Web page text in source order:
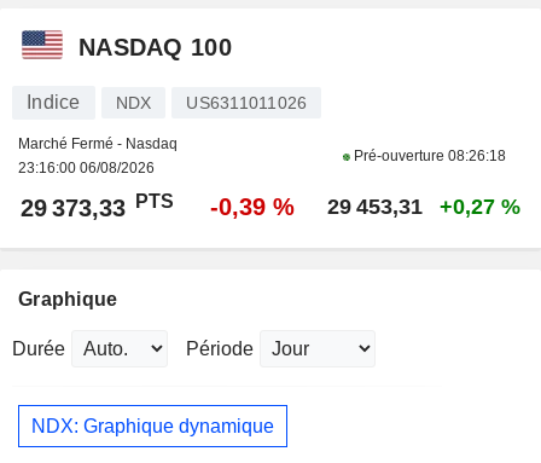
NASDAQ 100
Indice NDX US6311011026
Marché Fermé - Nasdaq
23:16:00 06/08/2026
Pré-ouverture 08:26:18
29 373,33 PTS -0,39 % 29 453,31 +0,27 %
Graphique
Durée Période
NDX: Graphique dynamique